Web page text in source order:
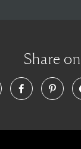
Share on